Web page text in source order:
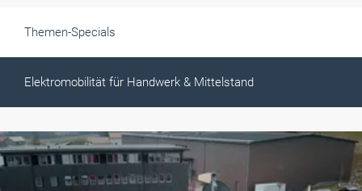
Themen-Specials
Elektromobilität für Handwerk & Mittelstand